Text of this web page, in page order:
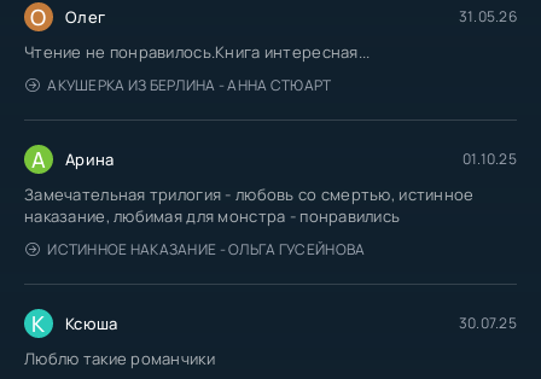
О Олег 31.05.26
Чтение не понравилось.Книга интересная...
АКУШЕРКА ИЗ БЕРЛИНА - АННА СТЮАРТ
А Арина 01.10.25
Замечательная трилогия - любовь со смертью, истинное
наказание, любимая для монстра - понравились
ИСТИННОЕ НАКАЗАНИЕ - ОЛЬГА ГУСЕЙНОВА
К Ксюша 30.07.25
Люблю такие романчики